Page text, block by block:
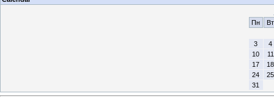
Пн
Вт
3
4
10
11
17
18
24
25
31